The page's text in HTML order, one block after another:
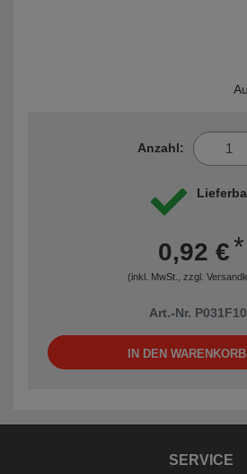
Anzahl:
0,92 €*
(inkl. MwSt., zzgl.
Art.-Nr.
IN DEN WARENKORB
SERVICE